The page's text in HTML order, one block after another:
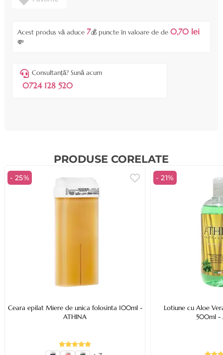
Acest produs vă aduce 7💰 puncte în valoare de de 0,70 lei
💸
Consultanță? Sună acum
0724 128 520
PRODUSE CORELATE
- 25%
Ceara epilat Miere de unica folosinta 100ml -
ATHINA
- 21%
Lotiune cu Aloe
500ml -